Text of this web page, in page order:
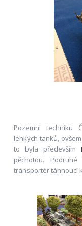
Pozemní techniku
lehkých tanků,
to byla především
pěchotou.
transportér táhnoucí